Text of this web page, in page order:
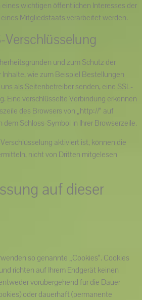
eines wichtigen öffentlichen Interesses der
Mitgliedstaats verarbeitet werden.
Verschlüsselung
und zum Schutz der
wie zum Beispiel Bestellungen
als Seitenbetreiber senden, eine SSL-
Eine verschlüsselte Verbindung erkennen
des Browsers von „http://“ auf
dem Schloss-Symbol in Ihrer Browserzeile.
aktiviert ist, können die
nicht von Dritten mitgelesen
auf dieser
so genannte „Cookies“. Cookies
richten auf Ihrem Endgerät keinen
vorübergehend für die Dauer
oder dauerhaft (permanente